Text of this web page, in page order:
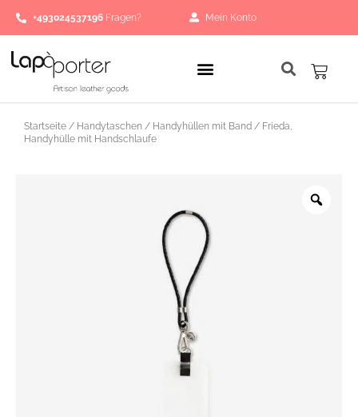
Inhalt
springen
+493024537196 Fragen? Mein Konto
Startseite / Handytaschen / Handyhüllen mit Band / Frieda,
Handyhülle mit Handschlaufe